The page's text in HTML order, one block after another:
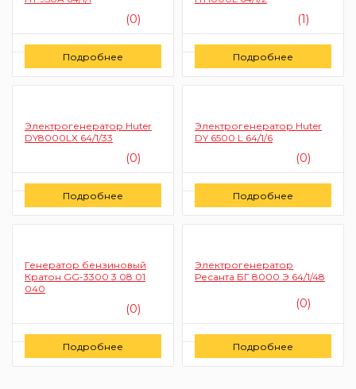
(0)
Заказать
Подробнее
(1)
Заказать
Подробнее
Электрогенератор Huter
DY8000LX 64/1/33
(0)
Заказать
Подробнее
Электрогенератор Huter
DY 6500 L 64/1/6
(0)
Заказать
Подробнее
Генератор бензиновый
Кратон GG-3300 3 08 01
040
(0)
Заказать
Подробнее
Электрогенератор
Ресанта БГ 8000 Э 64/1/48
(0)
Заказать
Подробнее